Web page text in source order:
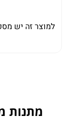
למוצר זה יש
מתנות